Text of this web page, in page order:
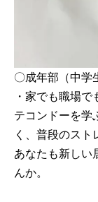
〇成年部（中学
・家でも職場
テコンドーを学
く、普段のスト
あなたも新しい
んか。